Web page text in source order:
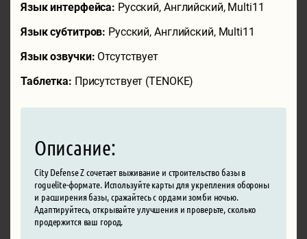
Язык интерфейса: Русский, Английский, Multi11
Язык субтитров: Русский, Английский, Multi11
Язык озвучки: Отсутствует
Таблетка: Присутствует (TENOKE)
Описание:
City Defense Z сочетает выживание и строительство базы в
roguelite-формате. Используйте карты для укрепления обороны
и расширения базы, сражайтесь с ордами зомби ночью.
Адаптируйтесь, открывайте улучшения и проверьте, сколько
продержится ваш город.